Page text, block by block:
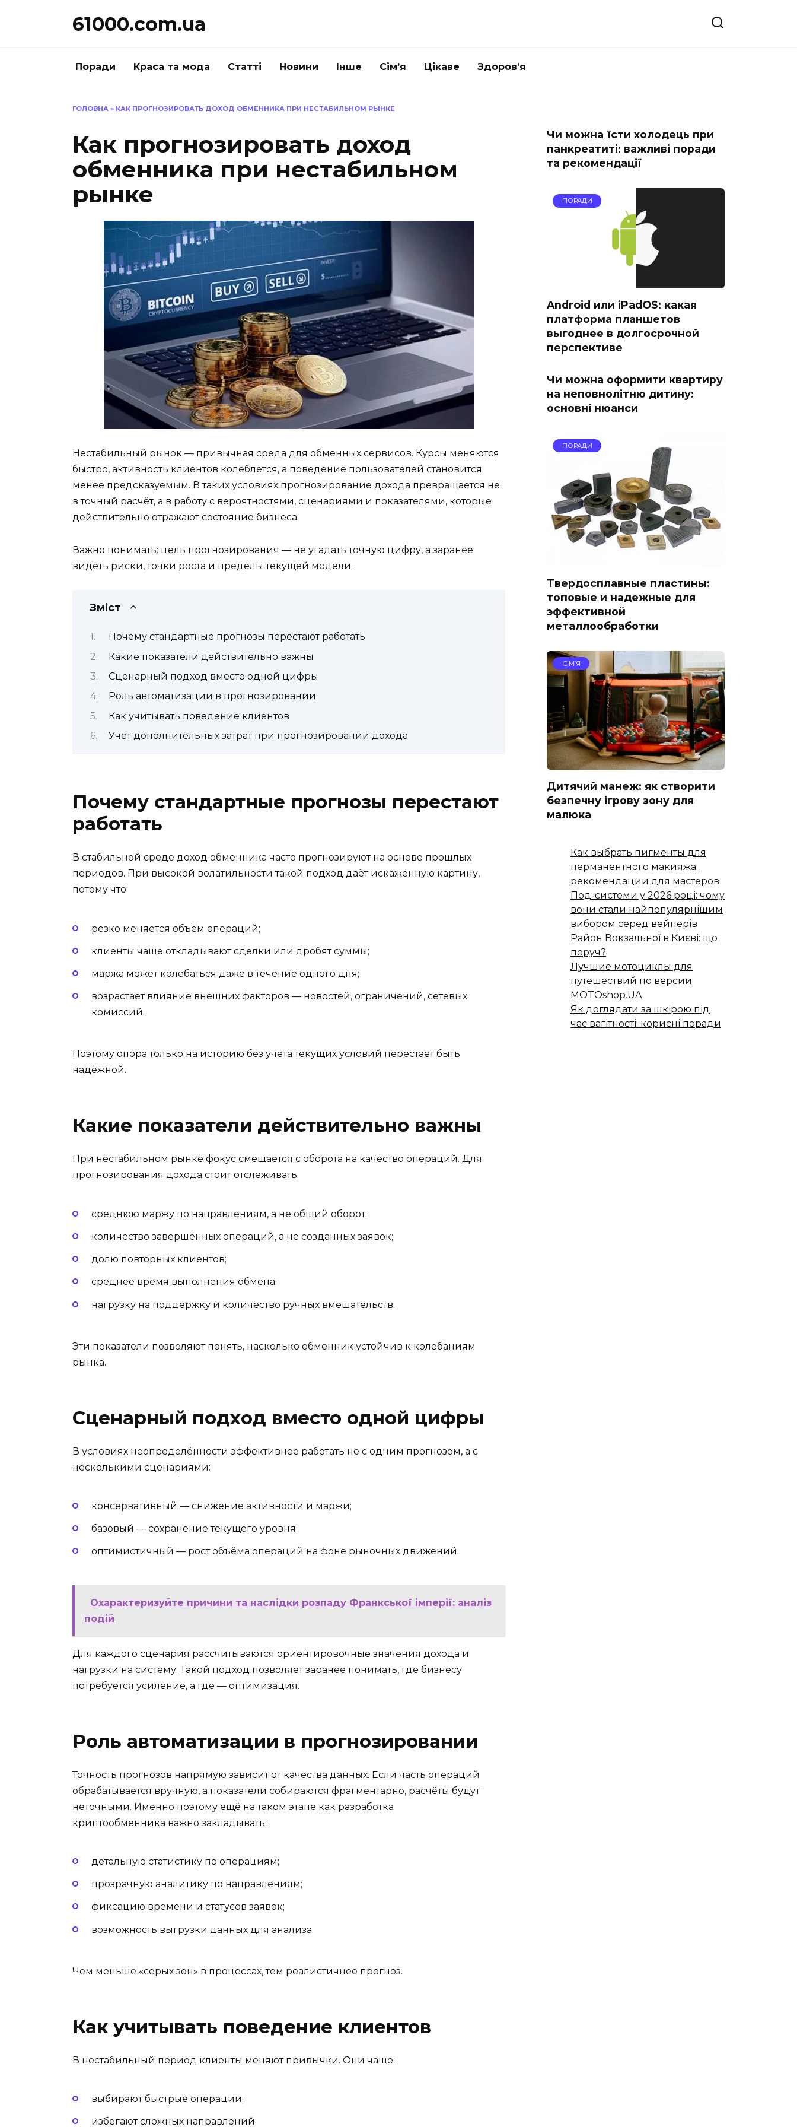
61000.com.ua
Поради Краса та мода Статті Новини Інше Сім’я Цікаве Здоров’я
ГОЛОВНА » КАК ПРОГНОЗИРОВАТЬ ДОХОД ОБМЕННИКА ПРИ НЕСТАБИЛЬНОМ РЫНКЕ
Как прогнозировать доход
обменника при нестабильном
рынке
Нестабильный рынок — привычная среда для обменных сервисов. Курсы меняются
быстро, активность клиентов колеблется, а поведение пользователей становится
менее предсказуемым. В таких условиях прогнозирование дохода превращается не
в точный расчёт, а в работу с вероятностями, сценариями и показателями, которые
действительно отражают состояние бизнеса.
Важно понимать: цель прогнозирования — не угадать точную цифру, а заранее
видеть риски, точки роста и пределы текущей модели.
Зміст
Почему стандартные прогнозы перестают работать
Какие показатели действительно важны
Сценарный подход вместо одной цифры
Роль автоматизации в прогнозировании
Как учитывать поведение клиентов
Учёт дополнительных затрат при прогнозировании дохода
Почему стандартные прогнозы перестают
работать
В стабильной среде доход обменника часто прогнозируют на основе прошлых
периодов. При высокой волатильности такой подход даёт искажённую картину,
потому что:
резко меняется объём операций;
клиенты чаще откладывают сделки или дробят суммы;
маржа может колебаться даже в течение одного дня;
возрастает влияние внешних факторов — новостей, ограничений, сетевых
комиссий.
Поэтому опора только на историю без учёта текущих условий перестаёт быть
надёжной.
Какие показатели действительно важны
При нестабильном рынке фокус смещается с оборота на качество операций. Для
прогнозирования дохода стоит отслеживать:
среднюю маржу по направлениям, а не общий оборот;
количество завершённых операций, а не созданных заявок;
долю повторных клиентов;
среднее время выполнения обмена;
нагрузку на поддержку и количество ручных вмешательств.
Эти показатели позволяют понять, насколько обменник устойчив к колебаниям
рынка.
Сценарный подход вместо одной цифры
В условиях неопределённости эффективнее работать не с одним прогнозом, а с
несколькими сценариями:
консервативный — снижение активности и маржи;
базовый — сохранение текущего уровня;
оптимистичный — рост объёма операций на фоне рыночных движений.
Охарактеризуйте причини та наслідки розпаду Франкської імперії: аналіз
подій
Для каждого сценария рассчитываются ориентировочные значения дохода и
нагрузки на систему. Такой подход позволяет заранее понимать, где бизнесу
потребуется усиление, а где — оптимизация.
Роль автоматизации в прогнозировании
Точность прогнозов напрямую зависит от качества данных. Если часть операций
обрабатывается вручную, а показатели собираются фрагментарно, расчёты будут
неточными. Именно поэтому ещё на таком этапе как разработка
криптообменника важно закладывать:
детальную статистику по операциям;
прозрачную аналитику по направлениям;
фиксацию времени и статусов заявок;
возможность выгрузки данных для анализа.
Чем меньше «серых зон» в процессах, тем реалистичнее прогноз.
Как учитывать поведение клиентов
В нестабильный период клиенты меняют привычки. Они чаще:
выбирают быстрые операции;
избегают сложных направлений;
Чи можна їсти холодець при
панкреатиті: важливі поради
та рекомендації
ПОРАДИ
Android или iPadOS: какая
платформа планшетов
выгоднее в долгосрочной
перспективе
Чи можна оформити квартиру
на неповнолітню дитину:
основні нюанси
ПОРАДИ
Твердосплавные пластины:
топовые и надежные для
эффективной
металлообработки
СІМ’Я
Дитячий манеж: як створити
безпечну ігрову зону для
малюка
Как выбрать пигменты для
перманентного макияжа:
рекомендации для мастеров
Под-системи у 2026 році: чому
вони стали найпопулярнішим
вибором серед вейперів
Район Вокзальної в Києві: що
поруч?
Лучшие мотоциклы для
путешествий по версии
MOTOshop.UA
Як доглядати за шкірою під
час вагітності: корисні поради